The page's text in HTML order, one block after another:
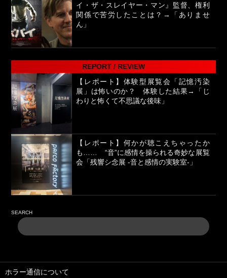
イ・ザ・スレイヤー・マン』監督、権利
関係で苦労したことは？→「ありませ
ん」
REPORT / REVIEW
【レポート】体験型展覧会「記憶汚染
展」は怖いのか？ 体験した結果→「じ
わりと怖くて不思議な後味」
【レポート】何かが聴こえちゃったか
も…… “音”に感情を操られる奇妙な展覧
会「残響シ念展 -⾳と感情の実験室-」
SEARCH
ホラー通信について